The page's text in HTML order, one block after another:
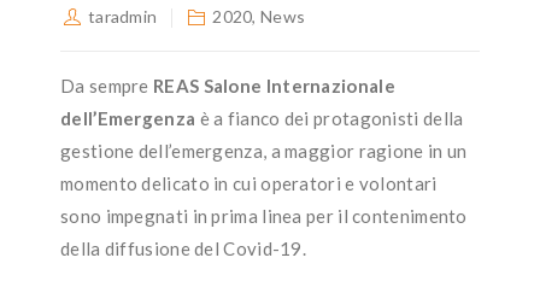
taradmin 2020,News
Da sempre REAS Salone Internazionale
dell’Emergenza è a fianco dei protagonisti della
gestione dell’emergenza, a maggior ragione in un
momento delicato in cui operatori e volontari
sono impegnati in prima linea per il contenimento
della diffusione del Covid-19.